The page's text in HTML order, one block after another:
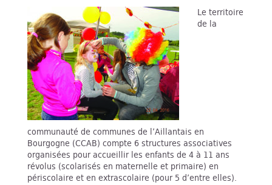
Le territoire
de la
communauté de communes de l’Aillantais en
Bourgogne (CCAB) compte 6 structures associatives
organisées pour accueillir les enfants de 4 à 11 ans
révolus (scolarisés en maternelle et primaire) en
périscolaire et en extrascolaire (pour 5 d’entre elles).